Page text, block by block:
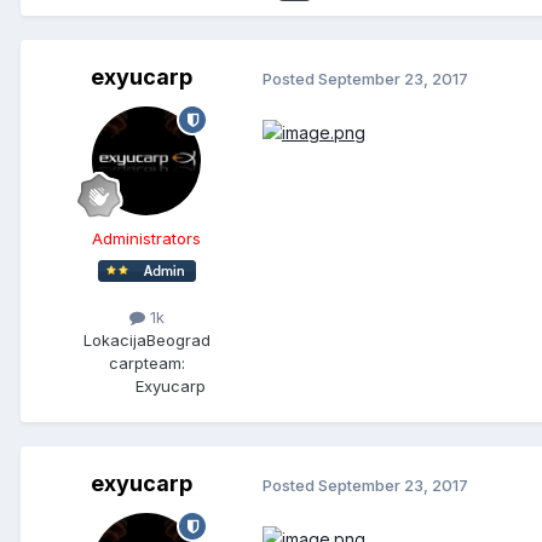
exyucarp
Administrators
1k
LokacijaBeograd
carpteam:
Exyucarp
Posted September 23, 2017
exyucarp Posted September 23, 2017